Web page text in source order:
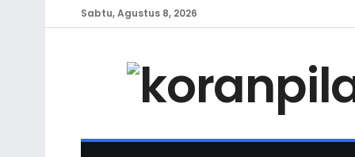
Sabtu, Agustus 8, 2026